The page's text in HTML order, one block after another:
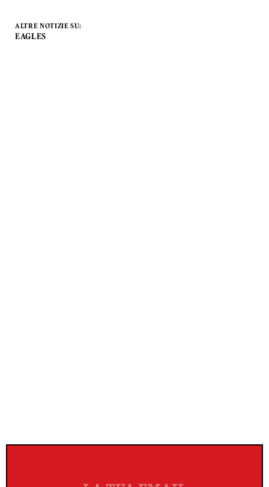
ALTRE NOTIZIE SU:
EAGLES